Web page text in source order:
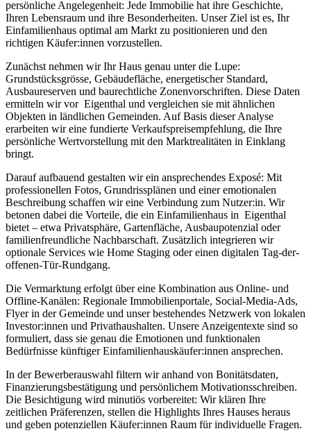
persönliche Angelegenheit: Jede Immobilie hat ihre Geschichte,
Ihren Lebensraum und ihre Besonderheiten. Unser Ziel ist es, Ihr
Einfamilienhaus optimal am Markt zu positionieren und den
richtigen Käufer:innen vorzustellen.
Zunächst nehmen wir Ihr Haus genau unter die Lupe:
Grundstücksgrösse, Gebäudefläche, energetischer Standard,
Ausbaureserven und baurechtliche Zonenvorschriften. Diese Daten
ermitteln wir vor Eigenthal und vergleichen sie mit ähnlichen
Objekten in ländlichen Gemeinden. Auf Basis dieser Analyse
erarbeiten wir eine fundierte Verkaufspreisempfehlung, die Ihre
persönliche Wertvorstellung mit den Marktrealitäten in Einklang
bringt.
Darauf aufbauend gestalten wir ein ansprechendes Exposé: Mit
professionellen Fotos, Grundrissplänen und einer emotionalen
Beschreibung schaffen wir eine Verbindung zum Nutzer:in. Wir
betonen dabei die Vorteile, die ein Einfamilienhaus in Eigenthal
bietet – etwa Privatsphäre, Gartenfläche, Ausbaupotenzial oder
familienfreundliche Nachbarschaft. Zusätzlich integrieren wir
optionale Services wie Home Staging oder einen digitalen Tag-der-
offenen-Tür-Rundgang.
Die Vermarktung erfolgt über eine Kombination aus Online- und
Offline-Kanälen: Regionale Immobilienportale, Social-Media-Ads,
Flyer in der Gemeinde und unser bestehendes Netzwerk von lokalen
Investor:innen und Privathaushalten. Unsere Anzeigentexte sind so
formuliert, dass sie genau die Emotionen und funktionalen
Bedürfnisse künftiger Einfamilienhauskäufer:innen ansprechen.
In der Bewerberauswahl filtern wir anhand von Bonitätsdaten,
Finanzierungsbestätigung und persönlichem Motivationsschreiben.
Die Besichtigung wird minutiös vorbereitet: Wir klären Ihre
zeitlichen Präferenzen, stellen die Highlights Ihres Hauses heraus
und geben potenziellen Käufer:innen Raum für individuelle Fragen.